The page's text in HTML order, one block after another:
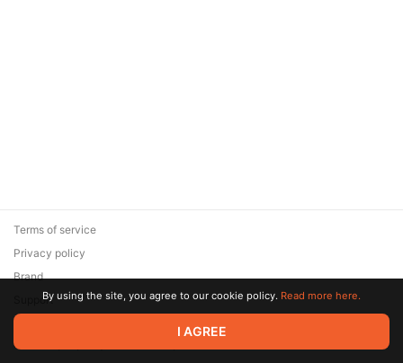
© 2026 Zaya Solutions Limited. All rights reserved. All trademarks
are the property of their respective owners.
Terms of service
Privacy policy
Brand
SupportBy using the site, you agree to our cookie policy. Read more here.
I AGREE